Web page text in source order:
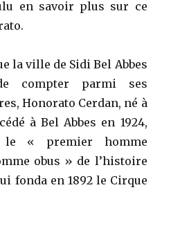
en savoir plus sur ce
la ville de Sidi Bel Abbes
compter parmi ses
Honorato Cerdan, né à
à Bel Abbes en 1924,
le « premier homme
obus » de l’histoire
fonda en 1892 le Cirque